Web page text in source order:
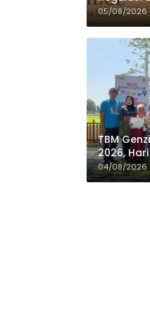
05/08/2026
TBM
2026,
dengan
Dolanan
04/08/2026